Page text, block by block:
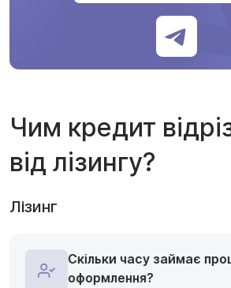
Чим кредит
від лізингу?
Лізинг
Скільки часу займає
оформлення?